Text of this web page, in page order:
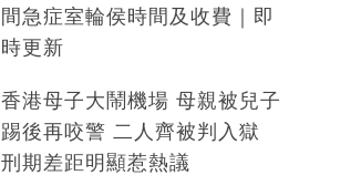
間急症室輪侯時間及收費｜即
時更新
香港母子大鬧機場 母親被兒子
踢後再咬警 二人齊被判入獄
刑期差距明顯惹熱議